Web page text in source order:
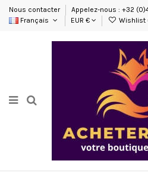
Nous contacter
Appelez-nous : +32
Français
EUR € Wishlist